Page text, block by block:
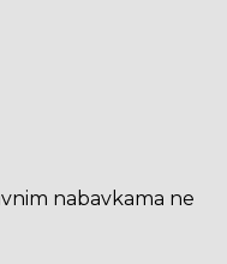
nabavkama ne